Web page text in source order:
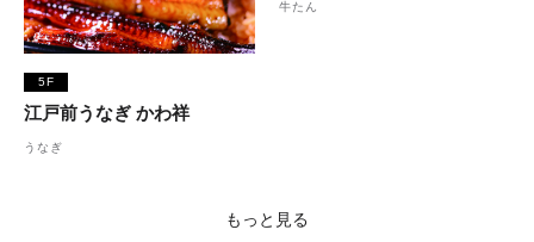
5F
江戸前うなぎ かわ祥
うなぎ
牛たん
もっと見る